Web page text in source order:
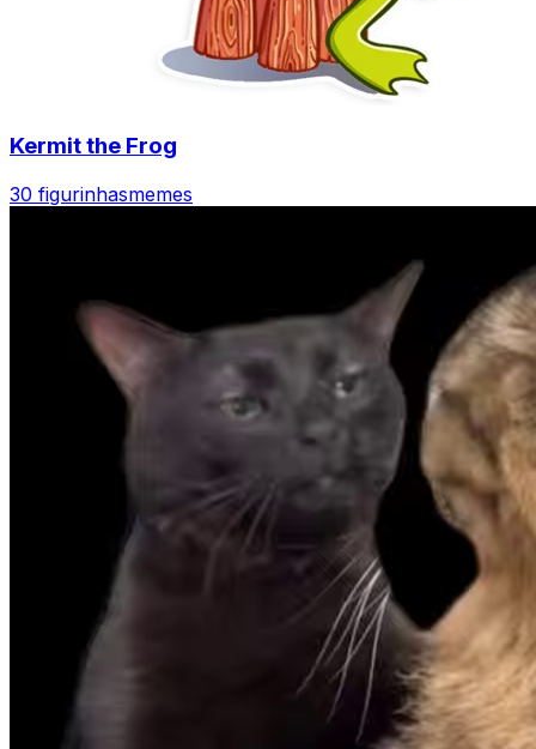
Kermit the Frog
30 figurinhasmemes